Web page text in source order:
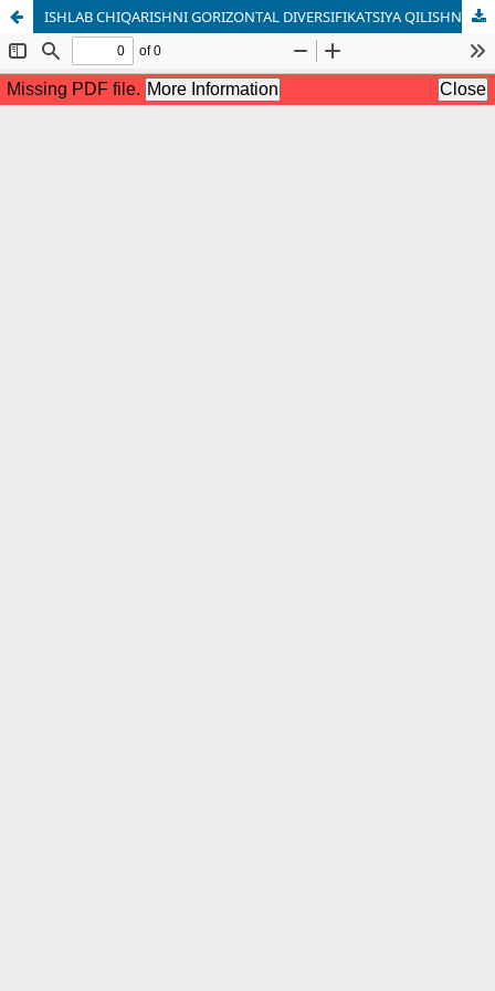
ISHLAB CHIQARISHNI GORIZONTAL DIVERSIFIKATSIYA QILISHNING NAZARIY VA AMALIY YONDASHUVLARI